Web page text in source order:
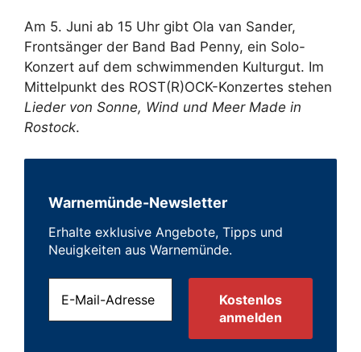
Am 5. Juni ab 15 Uhr gibt Ola van Sander,
Frontsänger der Band Bad Penny, ein Solo-
Konzert auf dem schwimmenden Kulturgut. Im
Mittelpunkt des ROST(R)OCK-Konzertes stehen
Lieder von Sonne, Wind und Meer Made in
Rostock.
Warnemünde-Newsletter
Erhalte exklusive Angebote, Tipps und
Neuigkeiten aus Warnemünde.